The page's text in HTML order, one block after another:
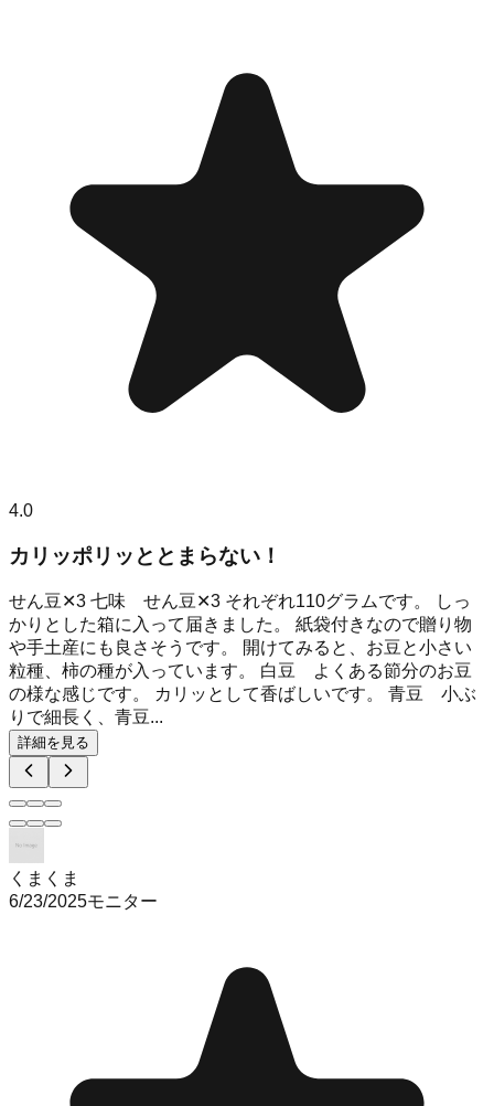
4.0
カリッポリッととまらない！
せん豆✕3 七味 せん豆✕3 それぞれ110グラムです。 しっ
かりとした箱に入って届きました。 紙袋付きなので贈り物
や手土産にも良さそうです。 開けてみると、お豆と小さい
粒種、柿の種が入っています。 白豆 よくある節分のお豆
の様な感じです。 カリッとして香ばしいです。 青豆 小ぶ
りで細長く、青豆...
詳細を見る
くまくま
6/23/2025モニター